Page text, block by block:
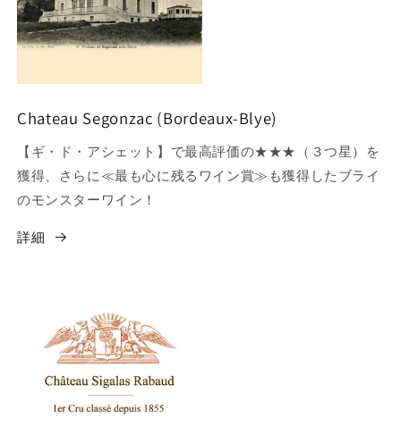
Chateau Segonzac (Bordeaux-Blye)
【ギ・ド・アシェット】で最高評価の★★★（３つ星）を
獲得、さらに≪最も心に残るワイン賞≫も獲得したブライ
のモンスターワイン！
詳細